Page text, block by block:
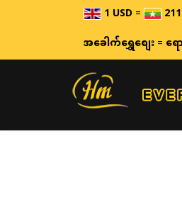
1 USD=
အခေါက်ရွှေစျေး=ရေ